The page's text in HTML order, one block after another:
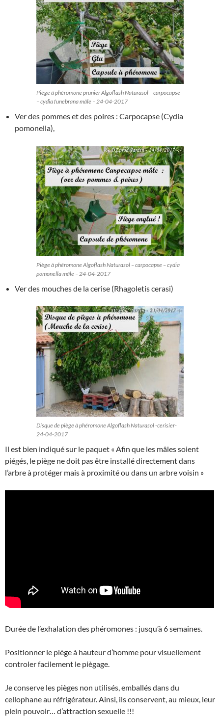
Piège à phéromone prunier Algoflash Naturasol – carpocapse
– cydia funebrana mâle – 24-04-2017
Ver des pommes et des poires : Carpocapse (Cydia
pomonella),
Piège à phéromone Algoflash Naturasol – carpocapse – cydia
pomonella mâle – 24-04-2017
Ver des mouches de la cerise (Rhagoletis cerasi)
Disque de piège à phéromone Algoflash Naturasol -cerisier-
24-04-2017
Il est bien indiqué sur le paquet « Afin que les mâles soient
piégés, le piège ne doit pas être installé directement dans
l’arbre à protéger mais à proximité ou dans un arbre voisin »
Durée de l’exhalation des phéromones : jusqu’à 6 semaines.
Positionner le piège à hauteur d’homme pour visuellement
controler facilement le piègage.
Je conserve les pièges non utilisés, emballés dans du
cellophane au réfrigérateur. Ainsi, ils conservent, au mieux, leur
plein pouvoir… d’attraction sexuelle !!!